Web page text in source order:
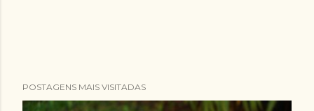
POSTAGENS MAIS VISITADAS